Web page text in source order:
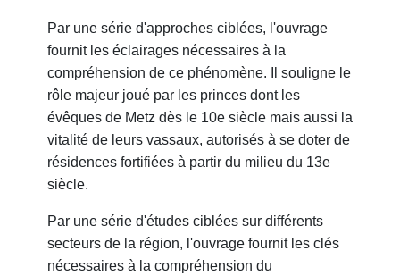
Par une série d'approches ciblées, l'ouvrage
fournit les éclairages nécessaires à la
compréhension de ce phénomène. Il souligne le
rôle majeur joué par les princes dont les
évêques de Metz dès le 10e siècle mais aussi la
vitalité de leurs vassaux, autorisés à se doter de
résidences fortifiées à partir du milieu du 13e
siècle.
Par une série d'études ciblées sur différents
secteurs de la région, l'ouvrage fournit les clés
nécessaires à la compréhension du